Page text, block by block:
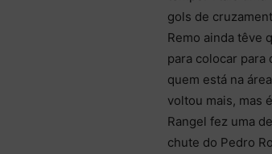
gols de
Remo ainda têve
para colocar para
quem está na
voltou mais, mas
Rangel fez uma
chute do Pedro